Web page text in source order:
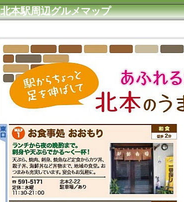
北本駅周辺グルメマップ